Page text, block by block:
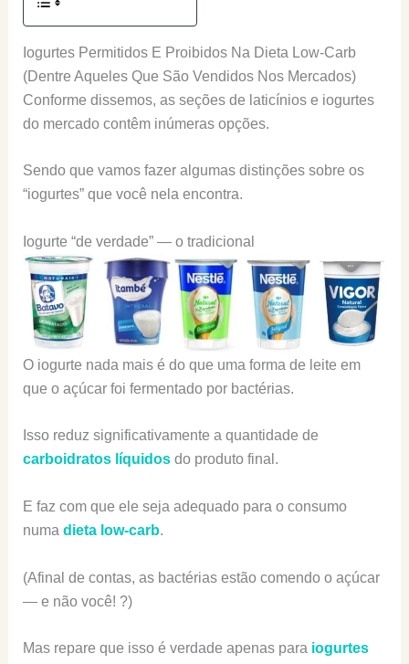
Iogurtes Permitidos E Proibidos Na Dieta Low-Carb
(Dentre Aqueles Que São Vendidos Nos Mercados)
Conforme dissemos, as seções de laticínios e iogurtes
do mercado contêm inúmeras opções.
Sendo que vamos fazer algumas distinções sobre os
“iogurtes” que você nela encontra.
Iogurte “de verdade” — o tradicional
O iogurte nada mais é do que uma forma de leite em
que o açúcar foi fermentado por bactérias.
Isso reduz significativamente a quantidade de
carboidratos líquidosdo produto final.
E faz com que ele seja adequado para o consumo
numa dieta low-carb.
(Afinal de contas, as bactérias estão comendo o açúcar
— e não você! ?)
Mas repare que isso é verdade apenas para iogurtes